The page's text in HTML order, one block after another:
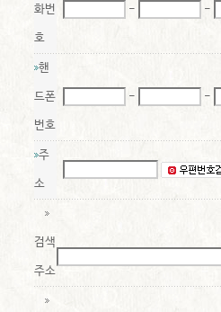
화번
호
- -
핸
드폰
번호
- -
주
소
검색
주소